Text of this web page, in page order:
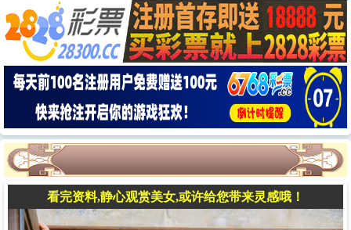
看完资料,静心观赏美女,或许给您带来灵感哦！